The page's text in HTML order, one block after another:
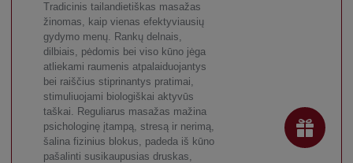
Tradicinis tailandietiškas masažas
žinomas, kaip vienas efektyviausių
gydymo menų. Rankų delnais,
dilbiais, pėdomis bei viso kūno jėga
atliekami raumenis atpalaiduojantys
bei raiščius stiprinantys pratimai,
stimuliuojami biologiškai aktyvūs
taškai. Reguliarus masažas mažina
psichologinę įtampą, stresą ir nerimą,
šalina fizinius blokus, padeda iš kūno
pašalinti susikaupusias druskas,